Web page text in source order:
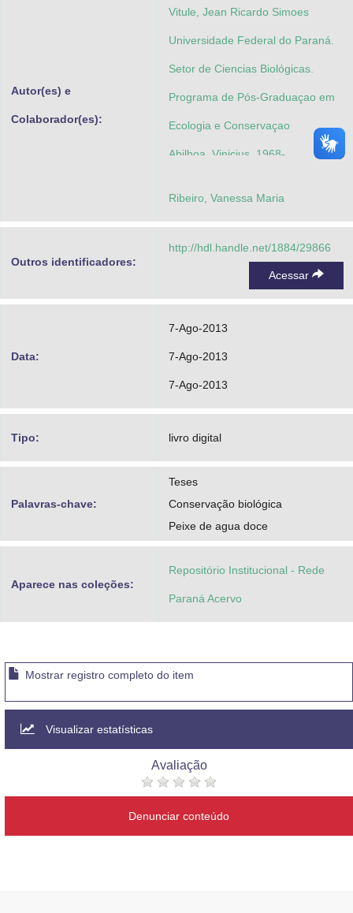
Autor(es) e
Colaborador(es):
Vitule, Jean Ricardo Simoes
Universidade Federal do Paraná.
Setor de Ciencias Biológicas.
Programa de Pós-Graduaçao em
Ecologia e Conservaçao
Abilhoa, Vinicius, 1968-
Ribeiro, Vanessa Maria
Outros identificadores:
http://hdl.handle.net/1884/29866
Acessar
Data:
7-Ago-2013
7-Ago-2013
7-Ago-2013
Tipo: livro digital
Palavras-chave:
Teses
Conservação biológica
Peixe de agua doce
Aparece nas coleções:
Repositório Institucional - Rede
Paraná Acervo
Mostrar registro completo do item
Visualizar estatísticas
Avaliação
Denunciar conteúdo